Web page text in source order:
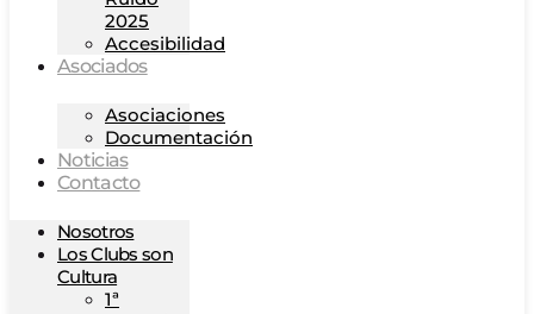
2025
Accesibilidad
Asociados
Asociaciones
Documentación
Noticias
Contacto
Nosotros
Los Clubs son
Cultura
1ª